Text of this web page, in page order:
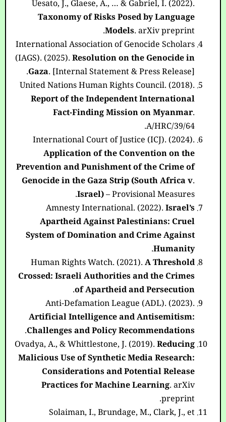
Uesato, J., Glaese, A., … & Gabriel, I. (2022).
Taxonomy of Risks Posed by Language
Models. arXiv preprint.
International Association of Genocide Scholars
(IAGS). (2025).Resolution on the Genocide in
Gaza. [Internal Statement & Press Release].
United Nations Human Rights Council. (2018).
Report of the Independent International
Fact-Finding Mission on Myanmar.
A/HRC/39/64.
International Court of Justice (ICJ). (2024).
Application of the Convention on the
Prevention and Punishment of the Crime of
Genocide in the Gaza Strip (South Africa v.
Israel)– Provisional Measures.
Amnesty International. (2022).Israel’s
Apartheid Against Palestinians: Cruel
System of Domination and Crime Against
Humanity
.
Human Rights Watch. (2021).A Threshold
Crossed: Israeli Authorities and the Crimes
of Apartheid and Persecution
.
Anti-Defamation League (ADL). (2023).
Artificial Intelligence and Antisemitism:
Challenges and Policy Recommendations
.
Ovadya, A., & Whittlestone, J. (2019).Reducing
Malicious Use of Synthetic Media Research:
Considerations and Potential Release
Practices for Machine Learning. arXiv
preprint.
Solaiman, I., Brundage, M., Clark, J., et